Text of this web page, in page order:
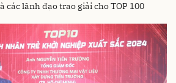
các lãnh đạo trao giải cho TOP 100